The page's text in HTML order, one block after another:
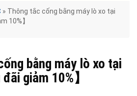
» Thông tắc cống bằng máy lò xo tại
10%】
bằng máy lò xo tại
giảm 10%】